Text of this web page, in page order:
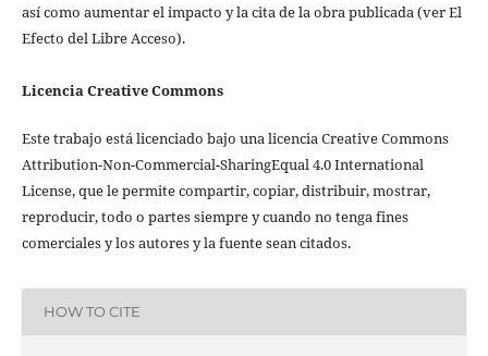
así como aumentar el impacto y la cita de la obra publicada (ver El
Efecto del Libre Acceso).
Licencia Creative Commons
Este trabajo está licenciado bajo una licencia Creative Commons
Attribution-Non-Commercial-SharingEqual 4.0 International
License, que le permite compartir, copiar, distribuir, mostrar,
reproducir, todo o partes siempre y cuando no tenga fines
comerciales y los autores y la fuente sean citados.
HOW TO CITE